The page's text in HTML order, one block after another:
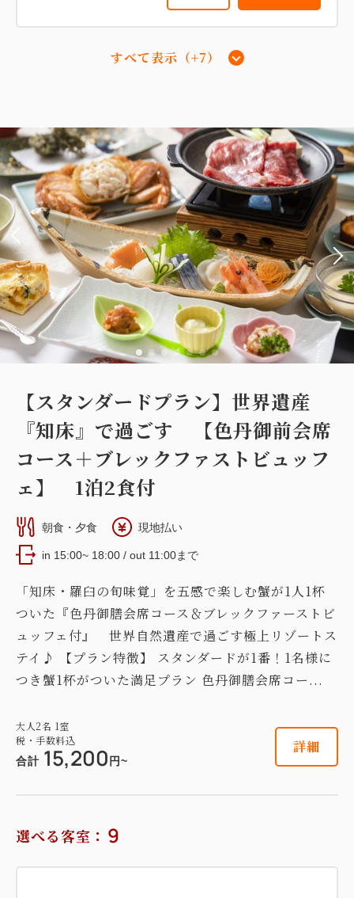
税・手数料込
会員価格 26,600円~
大人 1室
税・手数料込
合計 28,000円~
禁煙 51.00m2 1~4名
セミダブルサイズ / 幅100-120cm×1
セミダブルサイズ / 幅100-120cm×1 布団×2
Wi-Fiあり（無料）
詳細 日付を選択
大人2名1室
税・手数料込
22,000
盤浴付 『新館』『海側』
セミダブルサイズ / 幅100-120cm×1
Wi-Fiあり（無料）
すべて表示（+7）
【スタンダードプラン】世界遺産
『知床』で過ごす 【色丹御前会席
コース＋ブレックファストビュッフ
ェ】 1泊2食付
朝食・夕食 現地払い
in 15:00~ 18:00 / out 11:00まで
「知床・羅臼の旬味覚」を五感で楽しむ蟹が1人1杯
ついた『色丹御膳会席コース＆ブレックファーストビ
ュッフェ付』 世界自然遺産で過ごす極上リゾートス
テイ♪ 【プラン特徴】 スタンダードが1番！1名様に
つき蟹1杯がついた満足プラン 色丹御膳会席コー...
大人2名 1室
税・手数料込
合計 15,200 円~
詳細
選べる客室： 9